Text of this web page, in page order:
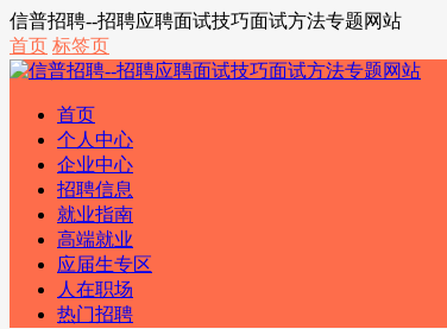
信普招聘--招聘应聘面试技巧面试方法专题网站
首页 标签页
首页
个人中心
企业中心
招聘信息
就业指南
高端就业
应届生专区
人在职场
热门招聘